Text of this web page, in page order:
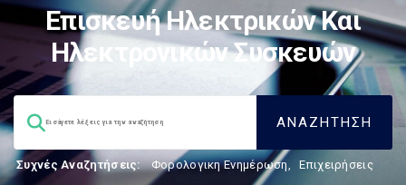
Επισκευή Ηλεκτρικών Και
Ηλεκτρονικών Συσκευών
Συχνές Αναζητήσεις: Φορολογικη Ενημέρωση, Επιχειρήσεις